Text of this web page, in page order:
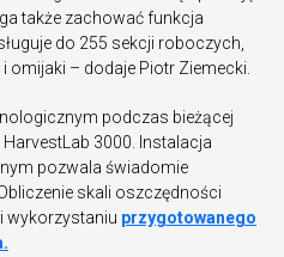
także zachować funkcja
do 255 sekcji roboczych,
omijaki – dodaje Piotr Ziemecki.
podczas bieżącej
3000. Instalacja
pozwala świadomie
skali oszczędności
wykorzystaniu przygotowanego